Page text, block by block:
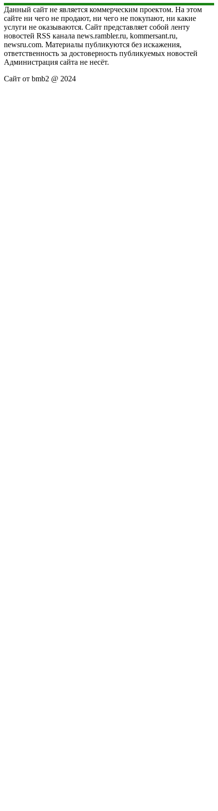
Данный сайт не является коммерческим проектом. На этом
сайте ни чего не продают, ни чего не покупают, ни какие
услуги не оказываются. Сайт представляет собой ленту
новостей RSS канала news.rambler.ru, kommersant.ru,
newsru.com. Материалы публикуются без искажения,
ответственность за достоверность публикуемых новостей
Администрация сайта не несёт.
Сайт от bmb2 @ 2024